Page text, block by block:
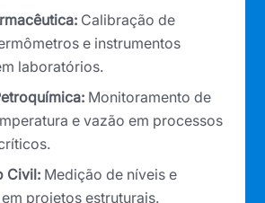
Calibração de
e instrumentos
laboratórios.
Monitoramento de
e vazão em processos
Civil: Medição de níveis e
projetos estruturais.